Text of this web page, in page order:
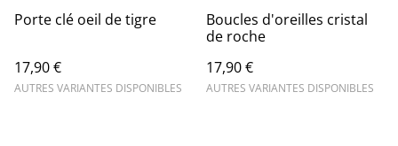
Porte clé oeil de tigre
17,90 €
AUTRES VARIANTES DISPONIBLES
Boucles d'oreilles cristal
de roche
17,90 €
AUTRES VARIANTES DISPONIBLES